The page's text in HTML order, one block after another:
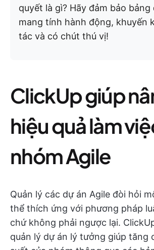
quyết là gì? Hãy đảm bảo bảng
mang tính hành động, khuyến
tác và có chút thú vị!
ClickUp giúp
hiệu quả làm
nhóm Agile
Quản lý các dự án Agile đòi hỏi
thể thích ứng với phương pháp
chứ không phải ngược lại.
quản lý dự án lý tưởng giúp tăng